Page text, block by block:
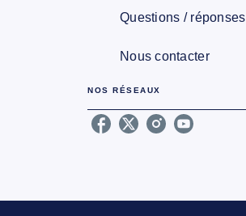
Questions / réponses
Nous contacter
NOS RÉSEAUX